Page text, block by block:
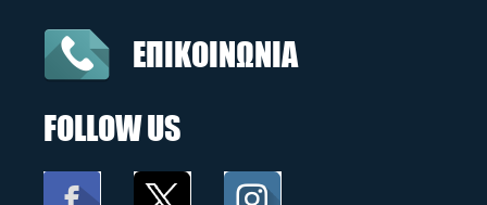
ΕΠΙΚΟΙΝΩΝΙΑ
FOLLOW US